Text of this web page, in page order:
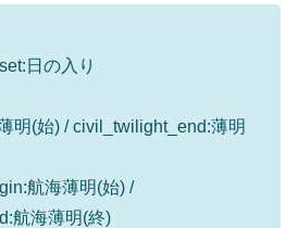
日の入り
明(始) / civil_twilight_end:薄明
航海薄明(始) /
航海薄明(終)